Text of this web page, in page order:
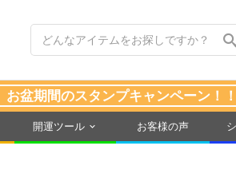
お盆期間のスタンプキャンペーン！
開運ツール お客様の声